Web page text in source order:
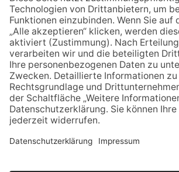
Email schreiben
Uns unterstützen / Spenden
Alle Termine
Übersichtskarte
Veranstaltung anmelden